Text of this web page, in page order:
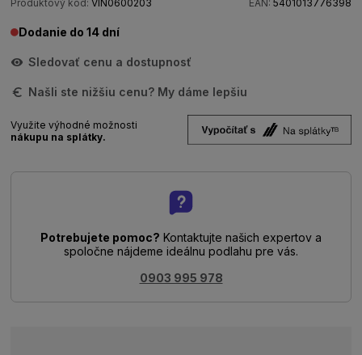
Produktový kód: VIN0600203 EAN: 5401013776398
Dodanie do 14 dní
Sledovať cenu a dostupnosť
Našli ste nižšiu cenu? My dáme lepšiu
Využite výhodné možnosti
nákupu na splátky.
Potrebujete pomoc? Kontaktujte našich expertov a
spoločne nájdeme ideálnu podlahu pre vás.
0903 995 978